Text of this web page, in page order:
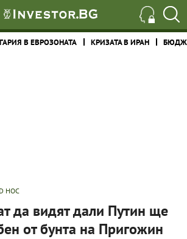
В ЕВРОЗОНАТА КРИЗАТА В ИРАН
HOC
да видят дали Путин ще
от бунта на Пригожин